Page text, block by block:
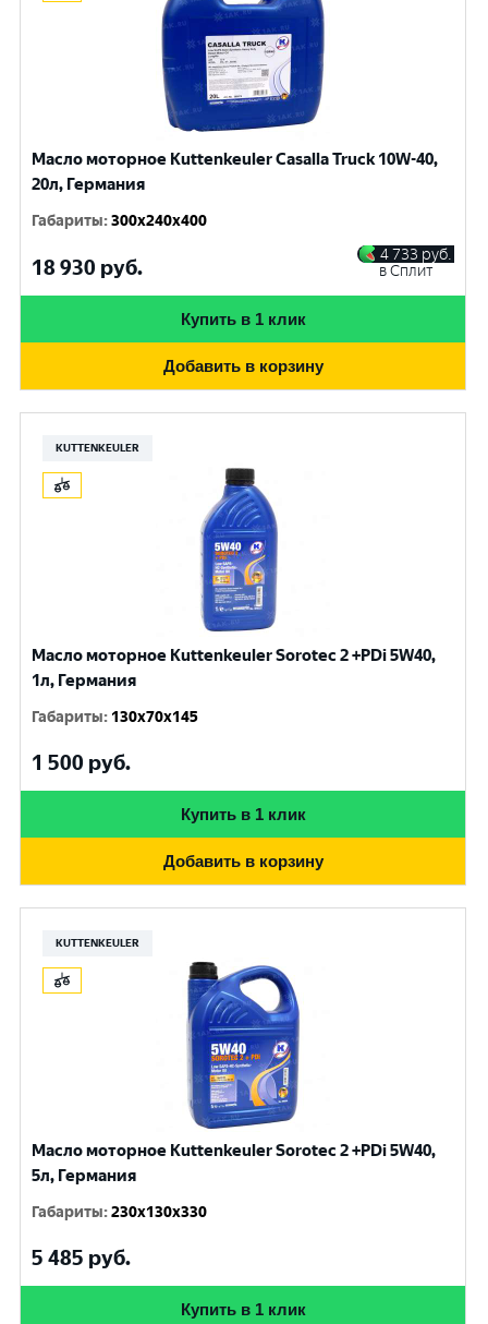
Масло моторное Kuttenkeuler Casalla Truck 10W-40,
20л, Германия
Габариты:300x240x400
18 930 руб.
4 733 руб.
в Сплит
Купить в 1 клик
Добавить в корзину
KUTTENKEULER
Масло моторное Kuttenkeuler Sorotec 2 +PDi 5W40,
1л, Германия
Габариты: 130x70x145
1 500 руб.
Купить в 1 клик
Добавить в корзину
KUTTENKEULER
Масло моторное Kuttenkeuler Sorotec 2 +PDi 5W40,
5л, Германия
Габариты:230x130x330
5 485 руб.
Купить в 1 клик